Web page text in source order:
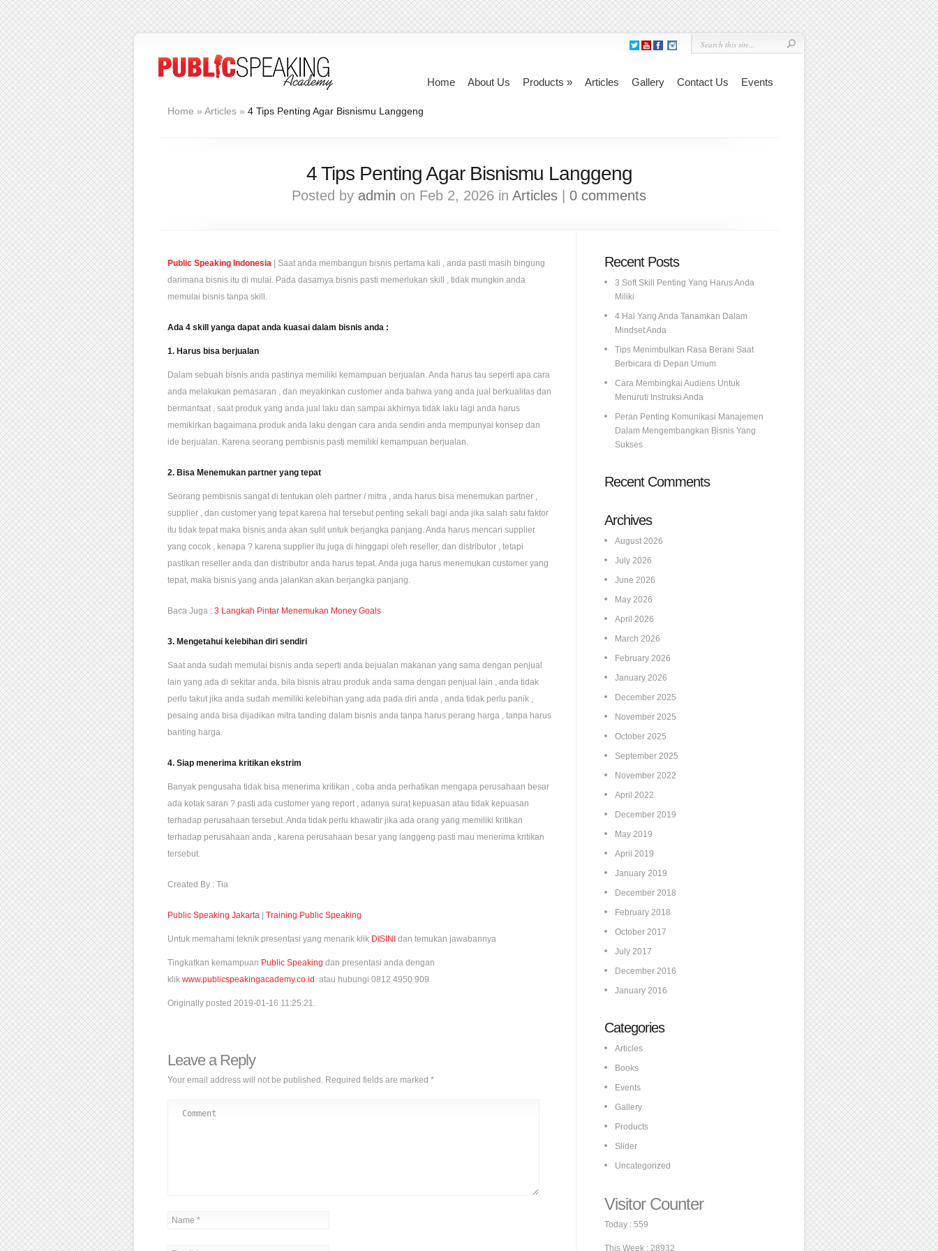
Home About Us Products » Articles Gallery Contact Us Events
Home » Articles » 4 Tips Penting Agar Bisnismu Langgeng
4 Tips Penting Agar Bisnismu Langgeng
Posted by admin on Feb 2, 2026 in Articles 0 comments
Public Speaking Indonesia | Saat anda membangun bisnis pertama kali , anda pasti masih bingung
darimana bisnis itu di mulai. Pada dasarnya bisnis pasti memerlukan skill , tidak mungkin anda
memulai bisnis tanpa skill.
Ada 4 skill yanga dapat anda kuasai dalam bisnis anda :
1. Harus bisa berjualan
Dalam sebuah bisnis anda pastinya memiliki kemampuan berjualan. Anda harus tau seperti apa cara
anda melakukan pemasaran , dan meyakinkan customer anda bahwa yang anda jual berkualitas dan
bermanfaat , saat produk yang anda jual laku dan sampai akhirnya tidak laku lagi anda harus
memikirkan bagaimana produk anda laku dengan cara anda sendiri anda mempunyai konsep dan
ide berjualan. Karena seorang pembisnis pasti memiliki kemampuan berjualan.
2. Bisa Menemukan partner yang tepat
Seorang pembisnis sangat di tentukan oleh partner / mitra , anda harus bisa menemukan partner ,
supplier , dan customer yang tepat karena hal tersebut penting sekali bagi anda jika salah satu faktor
itu tidak tepat maka bisnis anda akan sulit untuk berjangka panjang. Anda harus mencari supplier
yang cocok , kenapa ? karena supplier itu juga di hinggapi oleh reseller, dan distributor , tetapi
pastikan reseller anda dan distributor anda harus tepat. Anda juga harus menemukan customer yang
tepat, maka bisnis yang anda jalankan akan berjangka panjang.
Baca Juga : 3 Langkah Pintar Menemukan Money Goals
3. Mengetahui kelebihan diri sendiri
Saat anda sudah memulai bisnis anda seperti anda bejualan makanan yang sama dengan penjual
lain yang ada di sekitar anda, bila bisnis atrau produk anda sama dengan penjual lain , anda tidak
perlu takut jika anda sudah memiliki kelebihan yang ada pada diri anda , anda tidak perlu panik ,
pesaing anda bisa dijadikan mitra tanding dalam bisnis anda tanpa harus perang harga , tanpa harus
banting harga.
4. Siap menerima kritikan ekstrim
Banyak pengusaha tidak bisa menerima kritikan , coba anda perhatikan mengapa perusahaan besar
ada kotak saran ? pasti ada customer yang report , adanya surat kepuasan atau tidak kepuasan
terhadap perusahaan tersebut. Anda tidak perlu khawatir jika ada orang yang memiliki kritikan
terhadap perusahaan anda , karena perusahaan besar yang langgeng pasti mau menerima kritikan
tersebut.
Created By : Tia
Public Speaking Jakarta Training Public Speaking
Untuk memahami teknik presentasi yang menarik klik DISINI dan temukan jawabannya
Tingkatkan kemampuan Public Speaking dan presentasi anda dengan
klik www.publicspeakingacademy.co.id atau hubungi 0812 4950 909
Originally posted 2019-01-16 11:25:21.
Leave a Reply
Your email address will not be published. Required fields are marked *
Recent Posts
3 Soft Skill Penting Yang Harus Anda
Miliki
4 Hal Yang Anda Tanamkan Dalam
Mindset Anda
Tips Menimbulkan Rasa Berani Saat
Berbicara di Depan Umum
Cara Membingkai Audiens Untuk
Menuruti Instruksi Anda
Peran Penting Komunikasi Manajemen
Dalam Mengembangkan Bisnis Yang
Sukses
Recent Comments
Archives
August 2026
July 2026
June 2026
May 2026
April 2026
March 2026
February 2026
January 2026
December 2025
November 2025
October 2025
September 2025
November 2022
April 2022
December 2019
May 2019
April 2019
January 2019
December 2018
February 2018
October 2017
July 2017
December 2016
January 2016
Categories
Articles
Books
Events
Gallery
Products
Slider
Uncategorized
Visitor Counter
Today : 559
This Week : 28932